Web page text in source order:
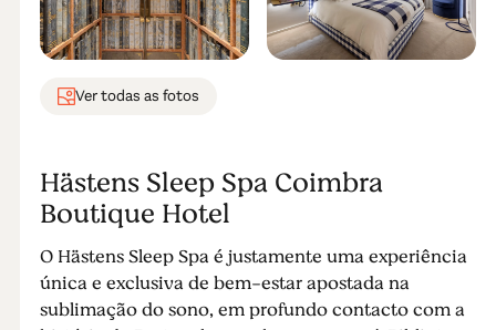
Ver todas as fotos
Hästens Sleep Spa Coimbra
Boutique Hotel
O Hästens Sleep Spa é justamente uma experiência
única e exclusiva de bem-estar apostada na
sublimação do sono, em profundo contacto com a